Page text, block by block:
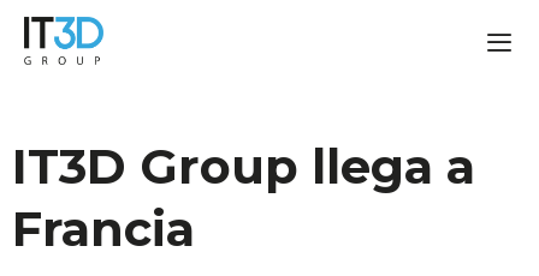
IT3D Group llega a
Francia